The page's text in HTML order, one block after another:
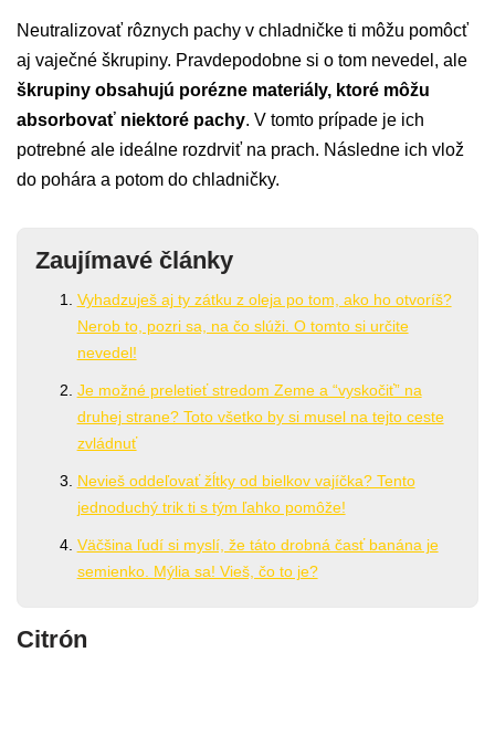
Neutralizovať rôznych pachy v chladničke ti môžu pomôcť
aj vaječné škrupiny. Pravdepodobne si o tom nevedel, ale
škrupiny obsahujú porézne materiály, ktoré môžu
absorbovať niektoré pachy. V tomto prípade je ich
potrebné ale ideálne rozdrviť na prach. Následne ich vlož
do pohára a potom do chladničky.
Zaujímavé články
Vyhadzuješ aj ty zátku z oleja po tom, ako ho otvoríš?
Nerob to, pozri sa, na čo slúži. O tomto si určite
nevedel!
Je možné preletieť stredom Zeme a “vyskočiť” na
druhej strane? Toto všetko by si musel na tejto ceste
zvládnuť
Nevieš oddeľovať žĺtky od bielkov vajíčka? Tento
jednoduchý trik ti s tým ľahko pomôže!
Väčšina ľudí si myslí, že táto drobná časť banána je
semienko. Mýlia sa! Vieš, čo to je?
Citrón